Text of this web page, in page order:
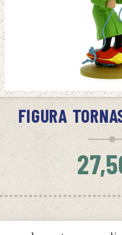
SIN
AVÍSAME
FIGURA